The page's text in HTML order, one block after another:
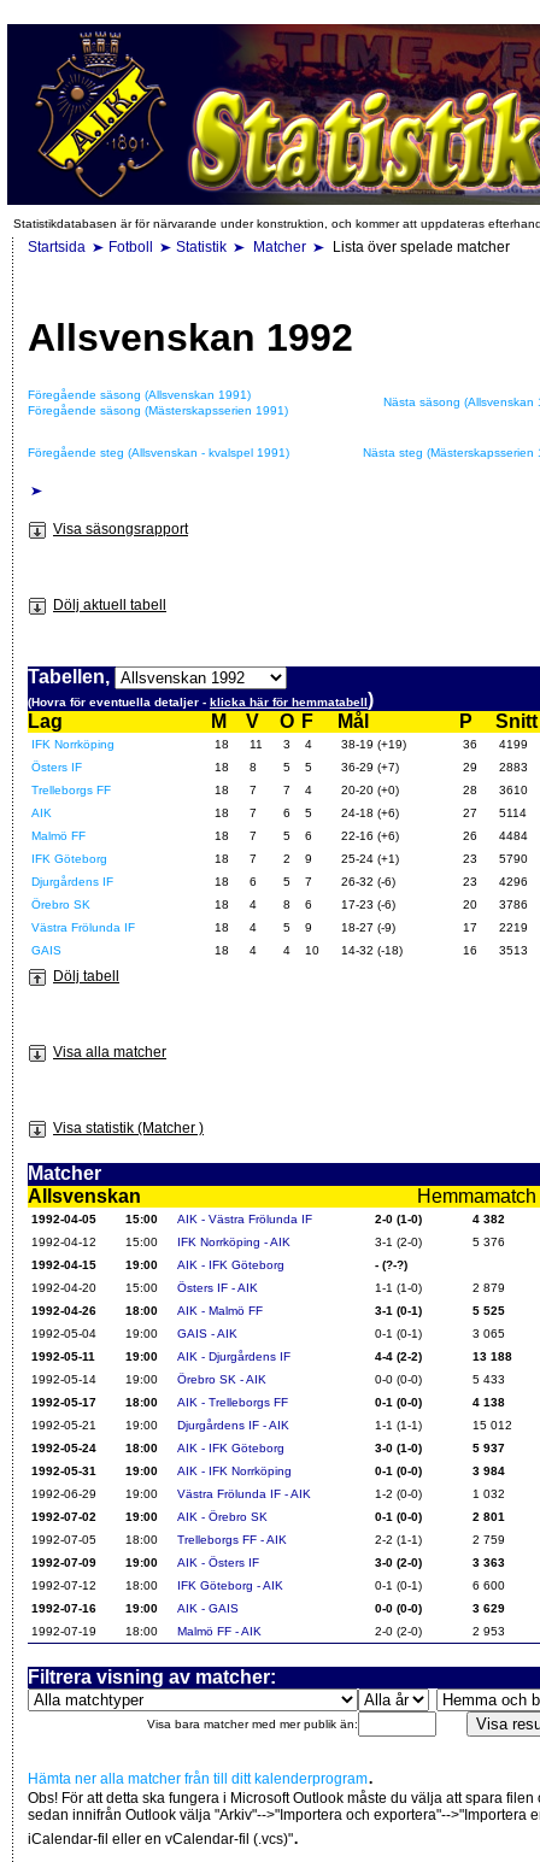
Statistikdatabasen är för närvarande under konstruktion, och kommer att uppdateras
Startsida Fotboll Statistik Matcher Lista över spelade matcher
Allsvenskan 1992
Föregående säsong (Allsvenskan 1991)
Föregående säsong (Mästerskapsserien 1991)
Nästa säsong (Allsvenskan
Föregående steg (Allsvenskan - kvalspel 1991) Nästa steg (Mästerskapsserien
Visa säsongsrapport
Dölj aktuell tabell
Tabellen,
(Hovra för eventuella detaljer - klicka här för hemmatabell)
Lag
M V O F Mål P Snitt
IFK Norrköping 18 11 3 4 38-19 (+19) 36
4199
Östers IF
18 8 5 5 36-29 (+7) 29
2883
Trelleborgs FF
18 7 7 4 20-20 (+0) 28
3610
AIK
18 7 6 5 24-18 (+6) 27
5114
Malmö FF
18 7 5 6 22-16 (+6) 26
4484
IFK Göteborg
18 7 2 9 25-24 (+1) 23
5790
Djurgårdens IF
18 6 5 7 26-32 (-6) 23
4296
Örebro SK
18 4 8 6 17-23 (-6) 20
3786
Västra Frölunda IF
18 4 5 9 18-27 (-9) 17
2219
GAIS
18 4 4 10 14-32 (-18) 16 3513
Dölj tabell
Visa alla matcher
Visa statistik (Matcher )
Matcher
Allsvenskan
1992-04-05 15:00 AIK - Västra Frölunda IF 2-0 (1-0)
4 382
1992-04-12
15:00 IFK Norrköping - AIK 3-1 (2-0)
5 376
1992-04-15
19:00 AIK - IFK Göteborg
- (?-?)
1992-04-20
15:00 Östers IF - AIK 1-1 (1-0)
2 879
1992-04-26
18:00 AIK - Malmö FF 3-1 (0-1)
5 525
1992-05-04
19:00 GAIS - AIK 0-1 (0-1)
3 065
1992-05-11
19:00 AIK - Djurgårdens IF 4-4 (2-2)
13 188
1992-05-14
19:00 Örebro SK - AIK 0-0 (0-0)
5 433
1992-05-17
18:00 AIK - Trelleborgs FF 0-1 (0-0)
4 138
1992-05-21
19:00 Djurgårdens IF - AIK 1-1 (1-1)
15 012
1992-05-24
18:00 AIK - IFK Göteborg 3-0 (1-0)
5 937
1992-05-31
19:00 AIK - IFK Norrköping 0-1 (0-0)
3 984
1992-06-29
19:00 Västra Frölunda IF - AIK 1-2 (0-0)
1 032
1992-07-02
19:00 AIK - Örebro SK 0-1 (0-0)
2 801
1992-07-05
18:00 Trelleborgs FF - AIK 2-2 (1-1)
2 759
1992-07-09
19:00 AIK - Östers IF 3-0 (2-0)
3 363
1992-07-12
18:00 IFK Göteborg - AIK 0-1 (0-1)
6 600
1992-07-16
19:00 AIK - GAIS 0-0 (0-0)
3 629
1992-07-19
18:00 Malmö FF - AIK 2-0 (2-0) 2 953
Filtrera visning av matcher:
Visa bara matcher med mer publik än:
Hämta ner alla matcher från till ditt kalenderprogram.
Obs! För att detta ska fungera i Microsoft Outlook måste du välja att spara filen
sedan innifrån Outlook välja "Arkiv"-->"Importera och exportera"-->"Importera
iCalendar-fil eller en vCalendar-fil (.vcs)".